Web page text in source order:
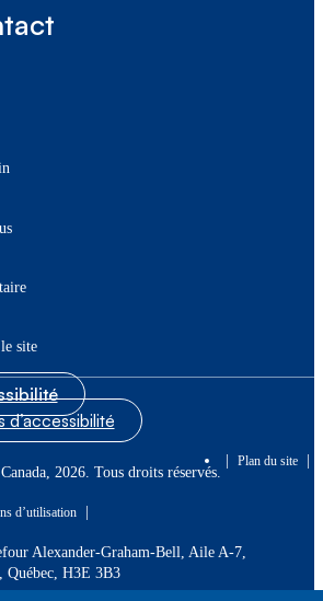
site
d’accessibilité
2026. Tous droits réservés.
Plan du site
d’utilisation
Alexander-Graham-Bell, Aile A-7,
Québec, H3E 3B3